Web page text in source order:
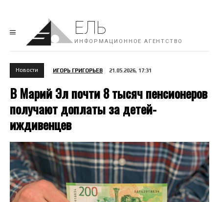
ЕЛЬ
ИНФОРМАЦИОННОЕ АГЕНТСТВО
Новости ИГОРЬ ГРИГОРЬЕВ 21.05.2026, 17:31
В Марий Эл почти 8 тысяч пенсионеров
получают доплаты за детей-
иждивенцев